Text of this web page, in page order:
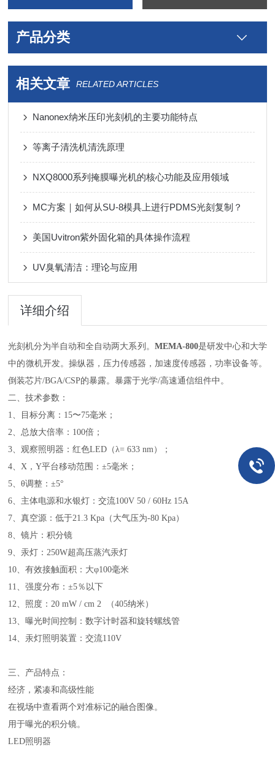
产品分类
相关文章 RELATED ARTICLES
Nanonex纳米压印光刻机的主要功能特点
等离子清洗机清洗原理
NXQ8000系列掩膜曝光机的核心功能及应用领域
MC方案｜如何从SU-8模具上进行PDMS光刻复制？
美国Uvitron紫外固化箱的具体操作流程
UV臭氧清洁：理论与应用
详细介绍
光刻机分为半自动和全自动两大系列。 MEMA-800是研发中心和大学
中的微机开发。 操纵器，压力传感器，加速度传感器，功率设备等。
倒装芯片/BGA/CSP的暴露。暴露于光学/高速通信组件中。
二、技术参数：
1、
目标分离 ： 15〜75毫米 ；
2、总放大倍率 ： 100倍 ；
3、观察照明器 ：红色LED（λ= 633 nm）
；
4、X，Y平台移动范围 ：±5毫米 ；
5、θ调整 ：±5°
6、 主体电源和水银灯 ：交流100V 50 / 60Hz 15A
7、真空源 ：低于21.3 Kpa（大气压为-80 Kpa）
8、镜片 ：积分镜
9、汞灯：250W超高压蒸汽汞灯
10、有效接触面积：大φ100毫米
11、强度分布：±5％以下
12、 照度 ：20 mW / cm 2 （405纳米）
13、曝光时间控制 ：数字计时器和旋转螺线管
14、 汞灯照明装置 ：交流110V
三、 产品特点：
经济，紧凑和高级性能
在视场中查看两个对准标记的融合图像。
用于曝光的积分镜。
LED照明器